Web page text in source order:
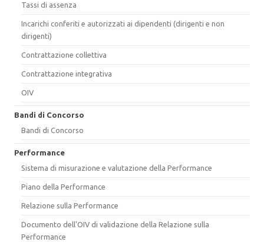
Tassi di assenza
Incarichi conferiti e autorizzati ai dipendenti (dirigenti e non
dirigenti)
Contrattazione collettiva
Contrattazione integrativa
OIV
Bandi di Concorso
Bandi di Concorso
Performance
Sistema di misurazione e valutazione della Performance
Piano della Performance
Relazione sulla Performance
Documento dell'OIV di validazione della Relazione sulla
Performance